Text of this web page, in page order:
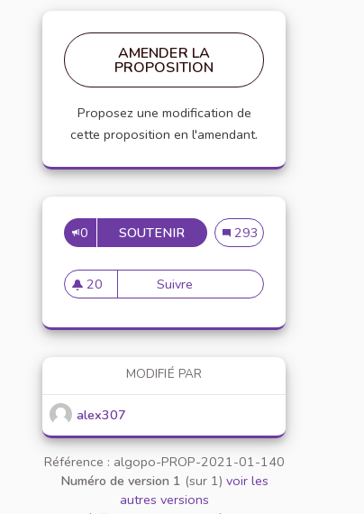
AMENDER LA
PROPOSITION
Proposez une modification de
cette proposition en l'amendant.
0 SOUTENIR MISE EN PLACE DE
Mise en place de
293
20
20 abonnés
Suivre Mise en place de référents
MODIFIÉ PAR
alex307
Référence : algopo-PROP-2021-01-140
Numéro de version 1 (sur 1) voir les
autres versions